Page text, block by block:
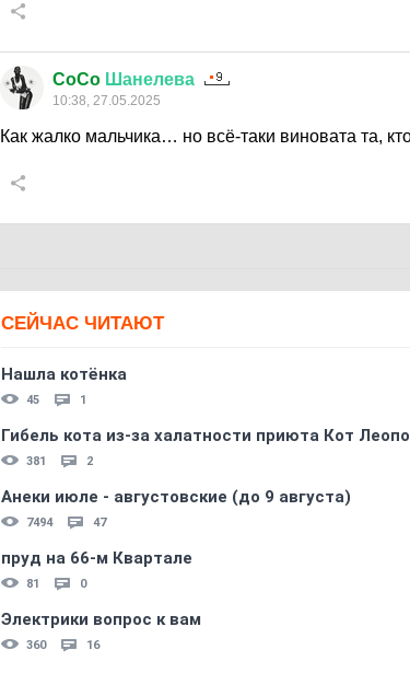
CoCo Шанелева
10:38, 27.05.2025
Как жалко мальчика… но всё-таки виновата та,
СЕЙЧАС ЧИТАЮТ
Нашла котёнка
45 1
Гибель кота из-за халатности приюта Кот
381 2
Анеки июле - августовские (до 9 августа)
7494 47
пруд на 66-м Квартале
81 0
Электрики вопрос к вам
360 16